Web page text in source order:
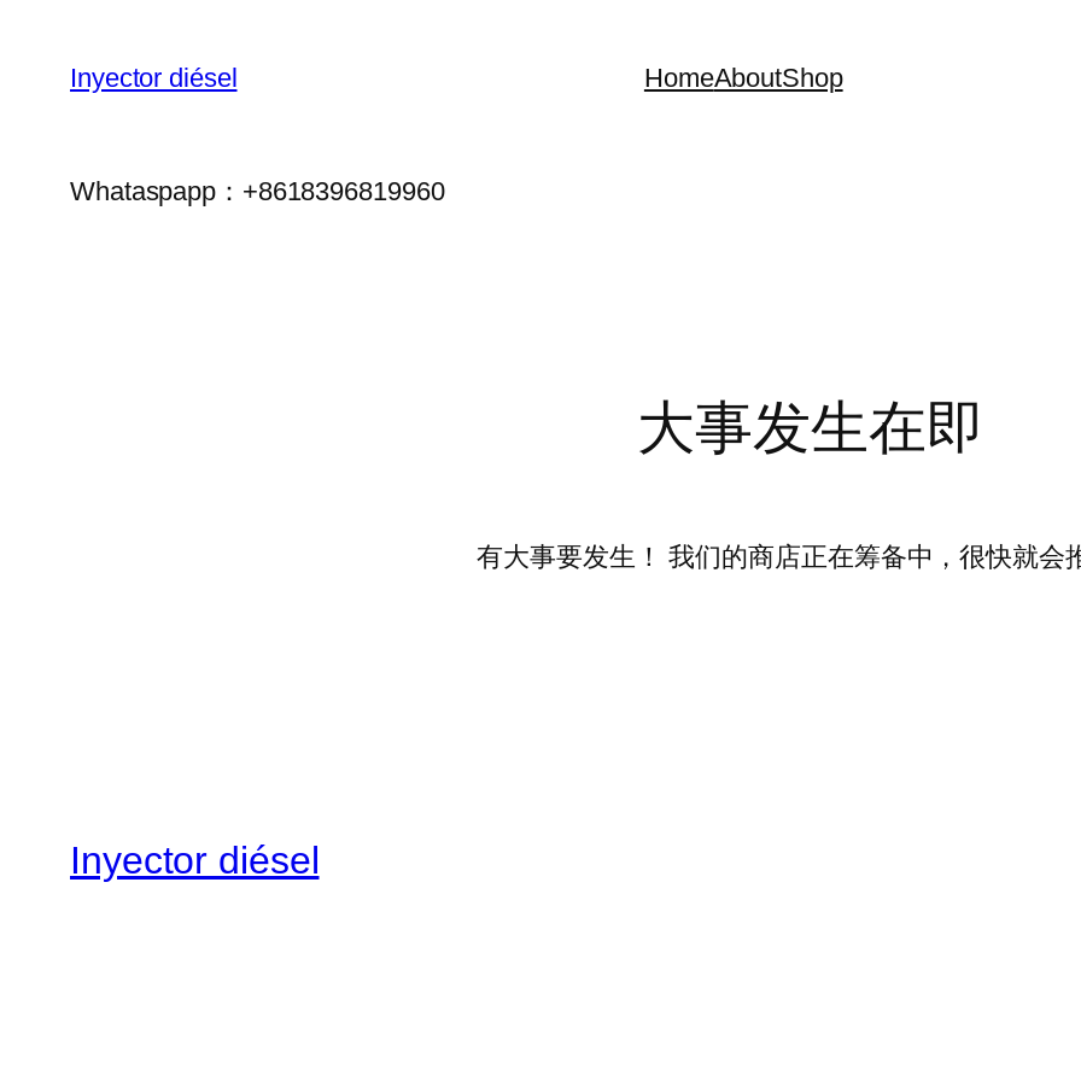
Inyector diésel HomeAboutShop
Whataspapp：+8618396819960
大事发生在即
有大事要发生！ 我们的商店正在筹备中，很快就会
Inyector diésel